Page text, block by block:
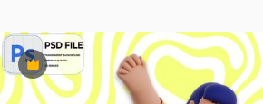
Premium